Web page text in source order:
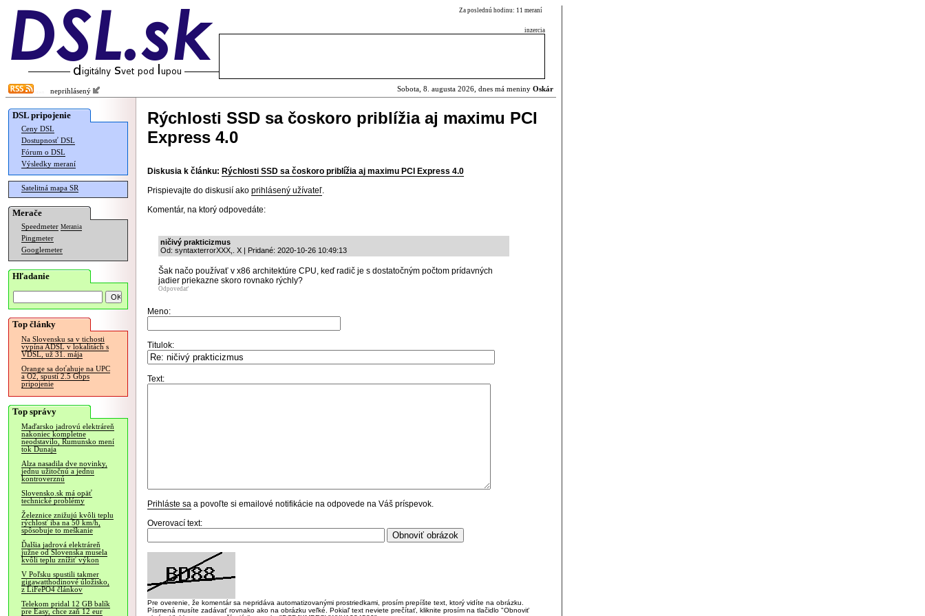
Za poslednú hodinu: 11 meraní
inzercia
neprihlásený Sobota, 8. augusta 2026, dnes má meniny Oskár
DSL pripojenie
Ceny DSL
Dostupnosť DSL
Fórum o DSL
Výsledky meraní
Satelitná mapa SR
Merače
Speedmeter Merania
Pingmeter
Googlemeter
Hľadanie
Top články
Na Slovensku sa v tichosti
vypína ADSL v lokalitách s
VDSL, už 31. mája
Orange sa doťahuje na UPC
a O2, spustí 2.5 Gbps
pripojenie
Top správy
Maďarsko jadrovú elektráreň
nakoniec kompletne
neodstavilo, Rumunsko mení
tok Dunaja
Alza nasadila dve novinky,
jednu užitočnú a jednu
kontroverznú
Slovensko.sk má opäť
technické problémy
Železnice znižujú kvôli teplu
rýchlosť iba na 50 km/h,
spôsobuje to meškanie
Ďalšia jadrová elektráreň
južne od Slovenska musela
kvôli teplu znížiť výkon
V Poľsku spustili takmer
gigawatthodinové úložisko,
z LiFePO4 článkov
Telekom pridal 12 GB balík
pre Easy, chce zaň 12 eur
Rýchlosti SSD sa čoskoro priblížia aj maximu PCI
Express 4.0
Diskusia k článku: Rýchlosti SSD sa čoskoro priblížia aj maximu PCI Express 4.0
Prispievajte do diskusií ako prihlásený užívateľ.
Komentár, na ktorý odpovedáte:
ničivý prakticizmus
Od: syntaxterrorXXX,. X | Pridané: 2020-10-26 10:49:13
Šak načo používať v x86 architektúre CPU, keď radič je s dostatočným počtom prídavných
jadier priekazne skoro rovnako rýchly?
Odpovedať
Meno:
Titulok:
Text:
Prihláste sa a povoľte si emailové notifikácie na odpovede na Váš príspevok.
Overovací text:
Pre overenie, že komentár sa nepridáva automatizovanými prostriedkami, prosím prepíšte text, ktorý vidíte na obrázku.
Písmená musíte zadávať rovnako ako na obrázku veľké. Pokiaľ text neviete prečítať, kliknite prosím na tlačidlo "Obnoviť